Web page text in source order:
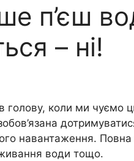
п’єш
– ні!
голову, коли ми чуємо
навантаження. Повна
води тощо.